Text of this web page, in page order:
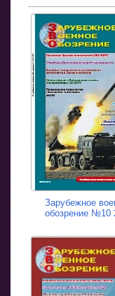
Зарубежное
обозрение №10